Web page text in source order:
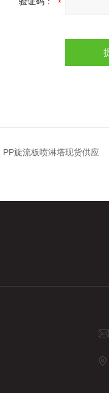
PP旋流板喷淋塔现货供应